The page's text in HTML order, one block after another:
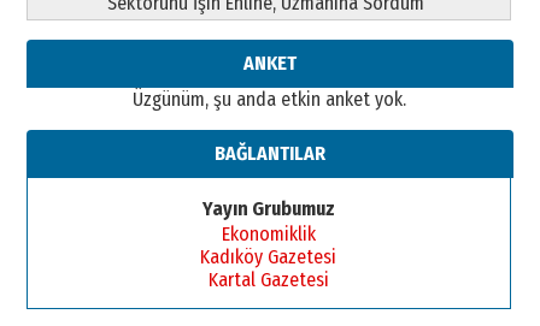
26 Mart 2026 Perşembe
gönül adamı Faruk Terzioğlu!
bir vizyon proje daha!
02 Ağustos 2026 Pazar
ANKET
Üzgünüm, şu anda etkin anket yok.
BAĞLANTILAR
Yayın Grubumuz
Ekonomiklik
Kadıköy Gazetesi
Kartal Gazetesi